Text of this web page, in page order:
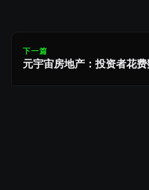
下一篇
元宇宙房地产：投资者花